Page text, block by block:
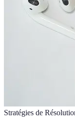
Stratégies de